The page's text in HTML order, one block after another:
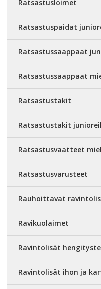
Ratsastusloimet
Ratsastuspaidat
Ratsastussaappaat
Ratsastussaappaat
Ratsastustakit
Ratsastustakit
Ratsastusvaatteet
Ratsastusvarusteet
Rauhoittavat
Ravikuolaimet
Ravintolisät
Ravintolisät ihon ja